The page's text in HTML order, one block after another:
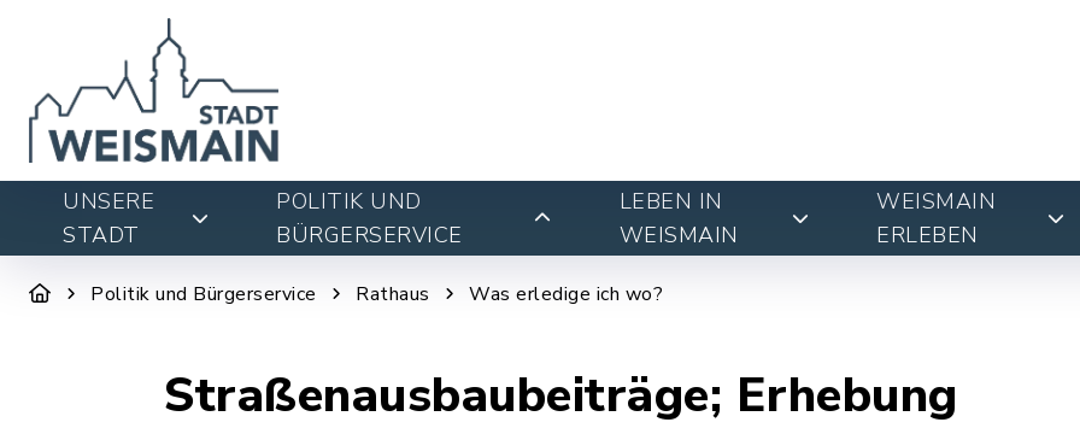
UNSERE
STADT
POLITIK UND
BÜRGERSERVICE
LEBEN IN
WEISMAIN
WEISMAIN
ERLEBEN
Politik und Bürgerservice Rathaus Was erledige ich wo?
Straßenausbaubeiträge; Erhebung